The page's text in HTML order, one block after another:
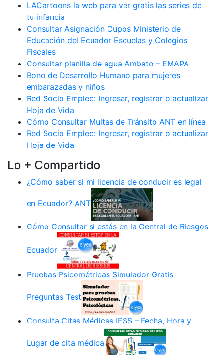
LACartoons la web para ver gratis las series de
tu infancia
Consultar Asignación Cupos Ministerio de
Educación del Ecuador Escuelas y Colegios
Fiscales
Consultar planilla de agua Ambato – EMAPA
Bono de Desarrollo Humano para mujeres
embarazadas y niños
Red Socio Empleo: Ingresar, registrar o actualizar
Hoja de Vida
Cómo Consultar Multas de Tránsito ANT en línea
Red Socio Empleo: Ingresar, registrar o actualizar
Hoja de Vida
Lo + Compartido
¿Cómo saber si mi licencia de conducir es legal
en Ecuador? ANT
Cómo Consultar si estás en la Central de Riesgos
Ecuador
Pruebas Psicométricas Simulador Gratis
Preguntas Test
Consulta Citas Médicas IESS – Fecha, Hora y
Lugar de cita médica